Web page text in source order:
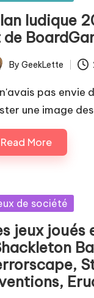
ludique
de
By GeekLette
pas envie
une image
Read More
de société
jeux joués